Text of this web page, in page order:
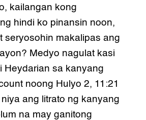
kailangan kong
hindi ko pinansin noon,
seryosohin makalipas ang
Medyo nagulat kasi
Heydarian sa kanyang
noong Hulyo 2, 11:21
ang litrato ng kanyang
na may ganitong